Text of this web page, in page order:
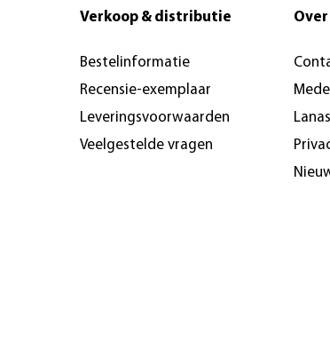
Verkoop & distributie
Bestelinformatie
Recensie-exemplaar
Leveringsvoorwaarden
Veelgestelde vragen